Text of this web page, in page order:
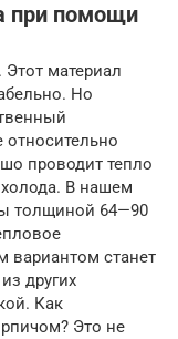
при помощи
материал
Но
относительно
проводит тепло
В нашем
толщиной 64—90
вариантом станет
других
Как
Это не